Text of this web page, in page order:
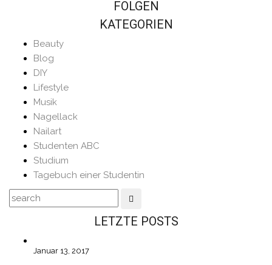
FOLGEN
KATEGORIEN
Beauty
Blog
DIY
Lifestyle
Musik
Nagellack
Nailart
Studenten ABC
Studium
Tagebuch einer Studentin
LETZTE POSTS
Januar 13, 2017